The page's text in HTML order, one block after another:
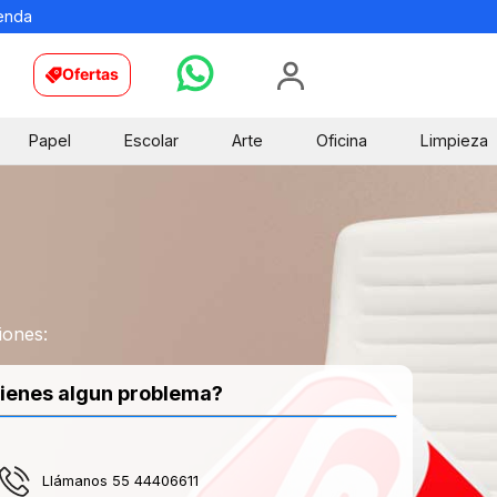
Ofertas
Papel Escolar Arte Oficina Limpieza
algun problema?
Llámanos 55 44406611